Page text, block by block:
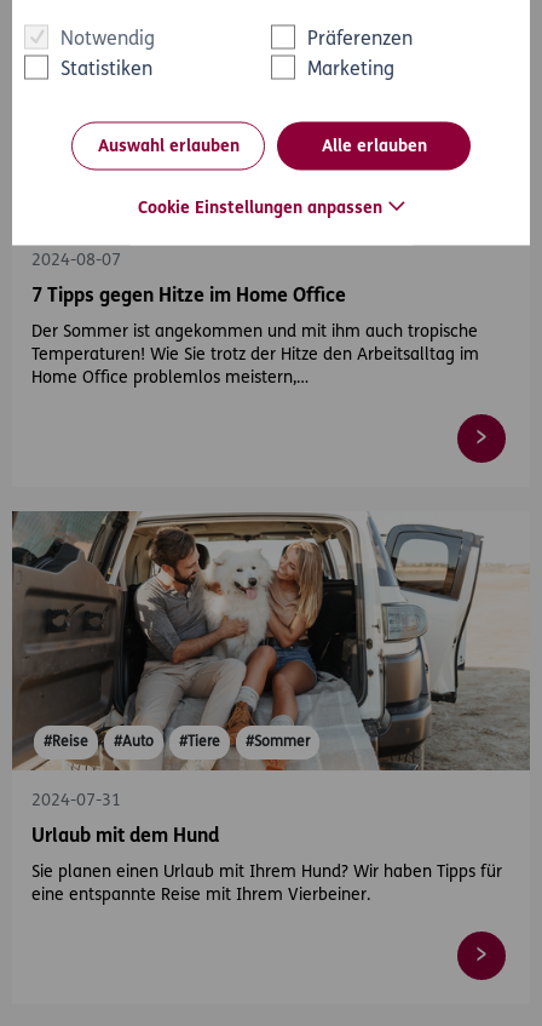
Notwendig
Präferenzen
Statistiken
Marketing
Auswahl erlauben Alle erlauben
Cookie Einstellungen anpassen
#Home-Office
2024-08-07
7 Tipps gegen Hitze im Home Office
Der Sommer ist angekommen und mit ihm auch tropische
Temperaturen! Wie Sie trotz der Hitze den Arbeitsalltag im
Home Office problemlos meistern,…
#Reise #Auto #Tiere #Sommer
2024-07-31
Urlaub mit dem Hund
Sie planen einen Urlaub mit Ihrem Hund? Wir haben Tipps für
eine entspannte Reise mit Ihrem Vierbeiner.